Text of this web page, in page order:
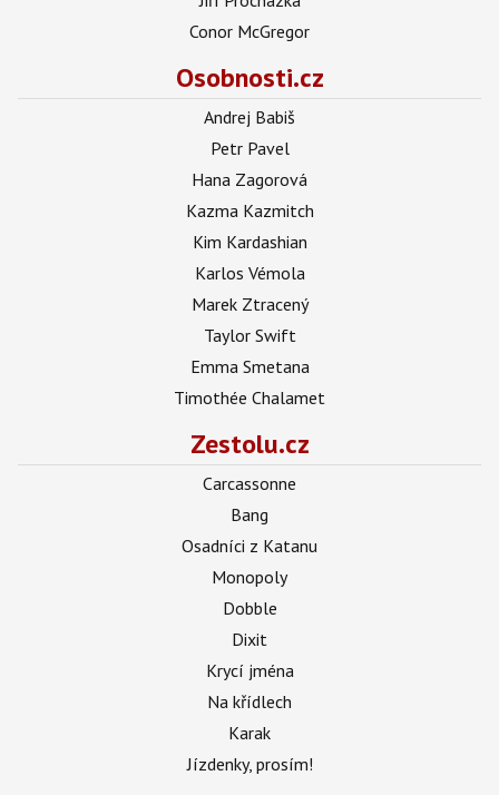
Conor McGregor
Osobnosti.cz
Andrej Babiš
Petr Pavel
Hana Zagorová
Kazma Kazmitch
Kim Kardashian
Karlos Vémola
Marek Ztracený
Taylor Swift
Emma Smetana
Timothée Chalamet
Zestolu.cz
Carcassonne
Bang
Osadníci z Katanu
Monopoly
Dobble
Dixit
Krycí jména
Na křídlech
Karak
Jízdenky, prosím!